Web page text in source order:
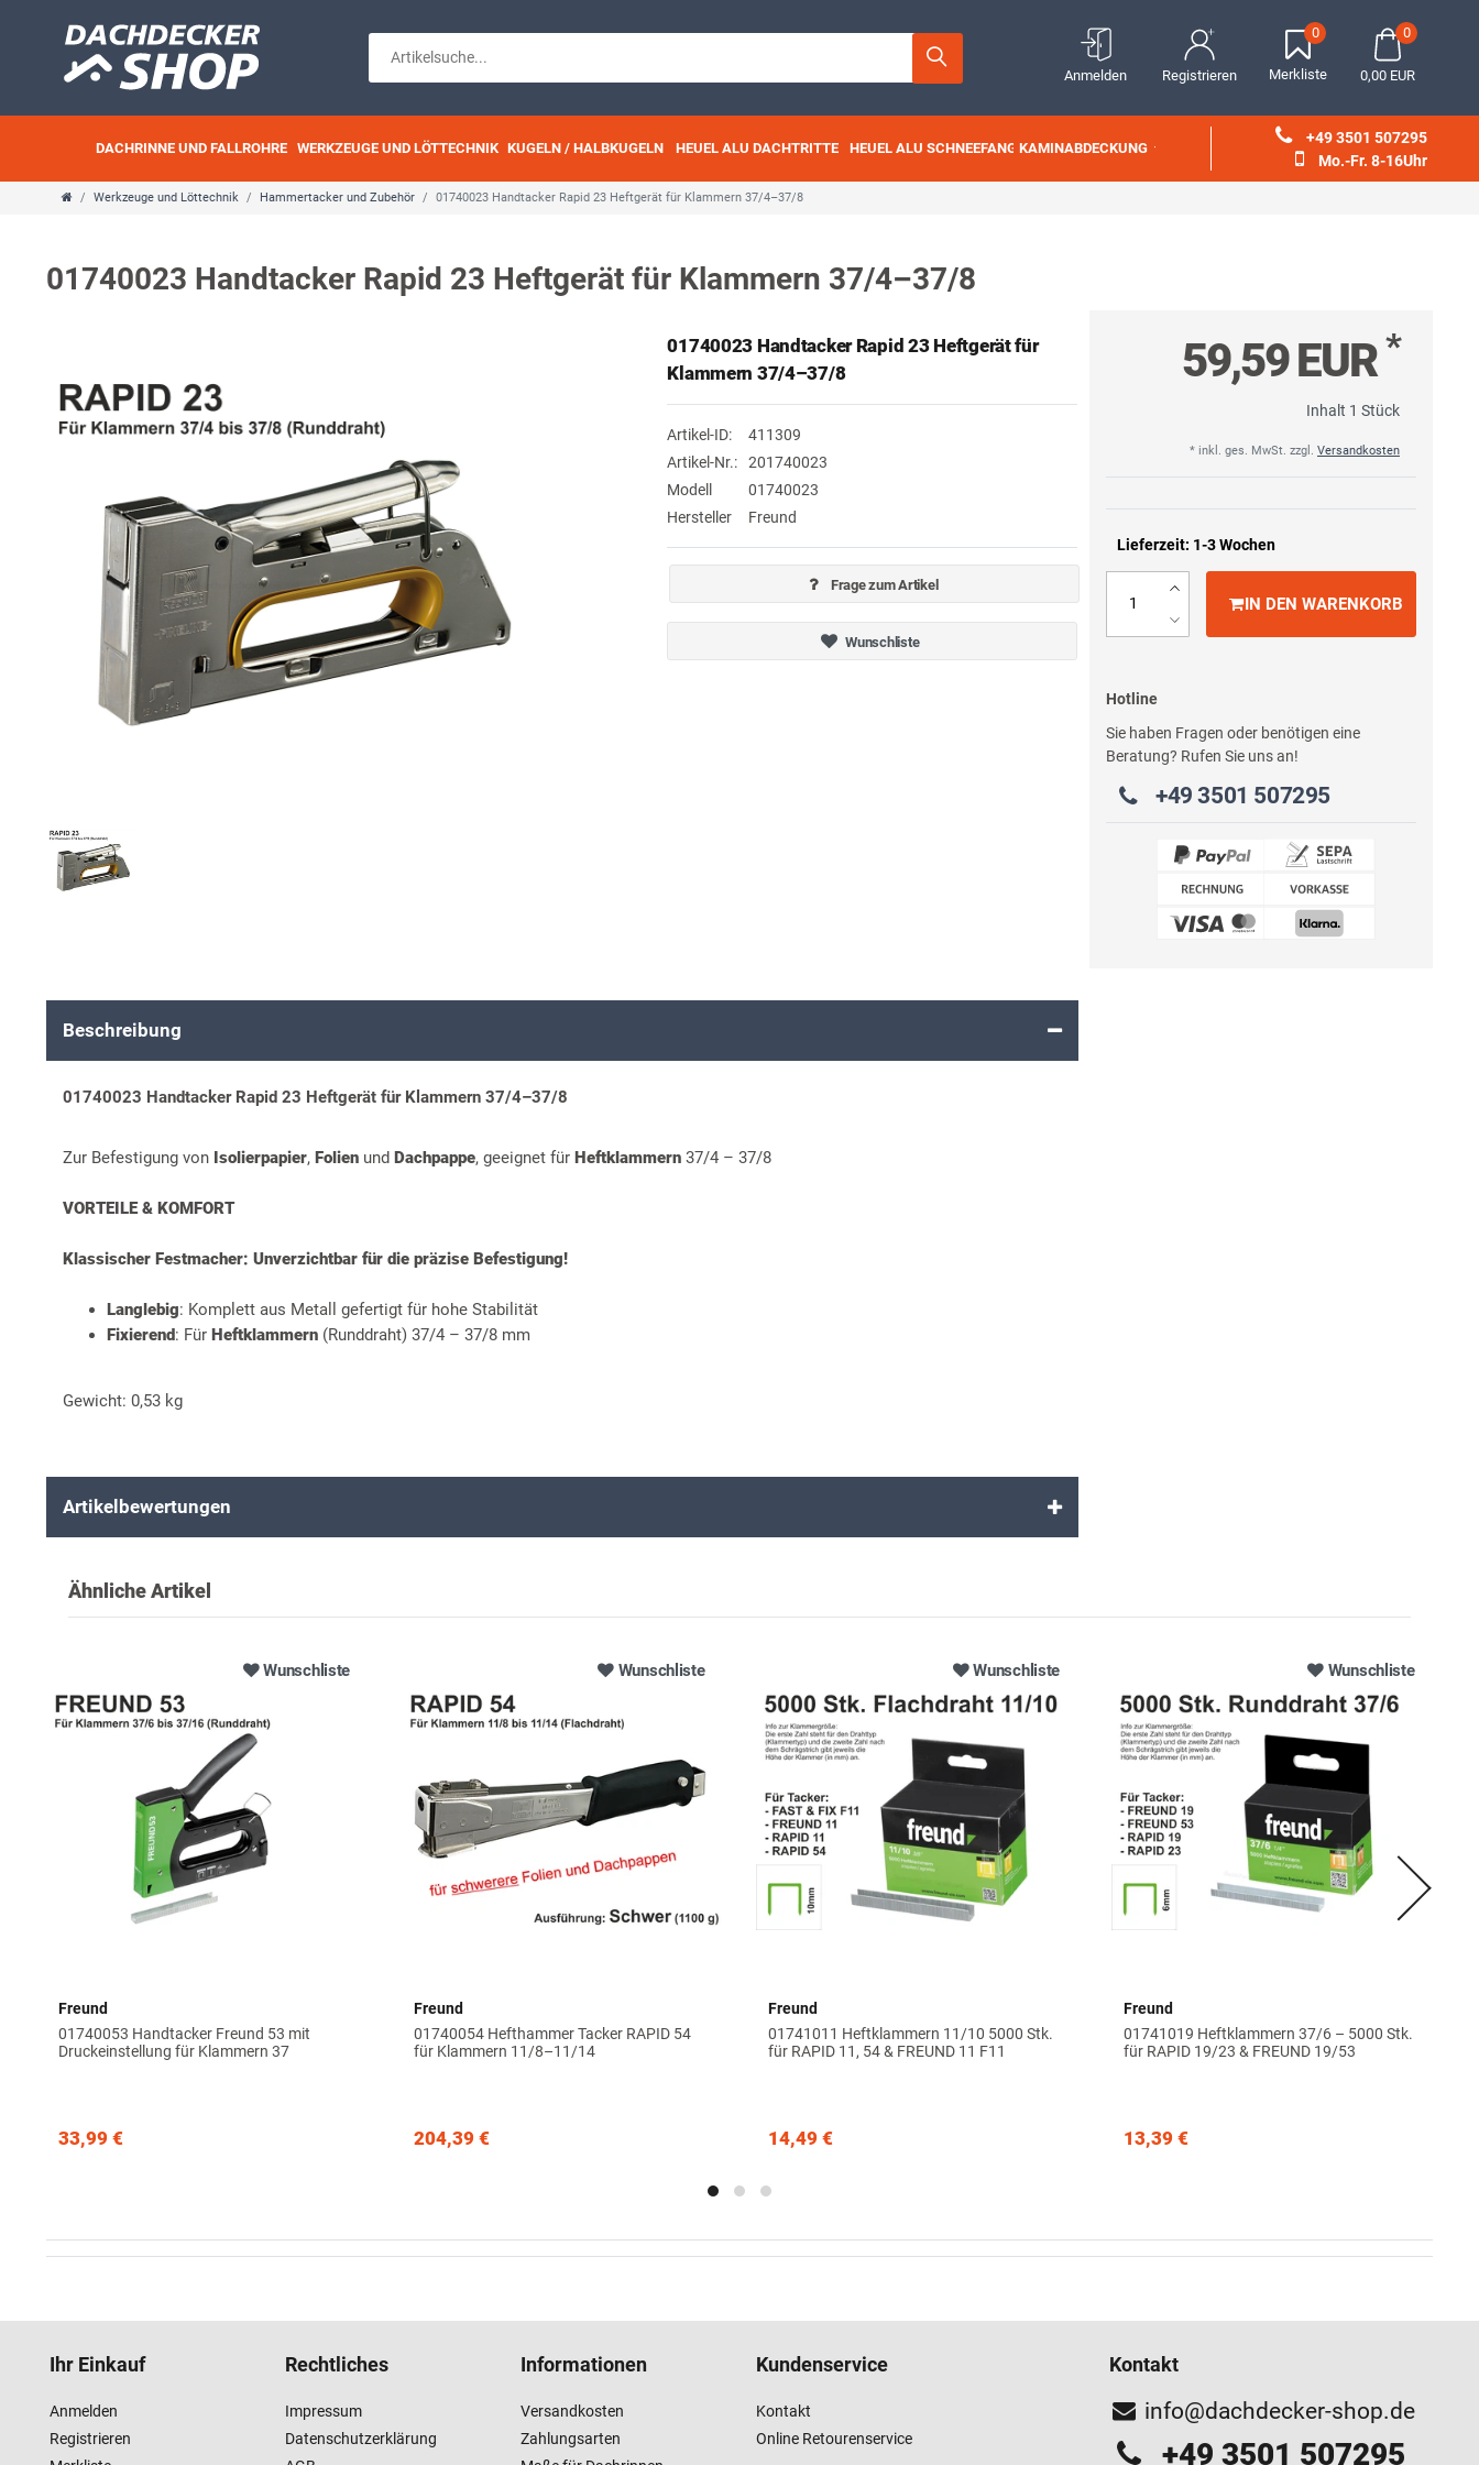
Anmelden Registrieren
0
Merkliste
0
0,00 EUR
DACHRINNE UND FALLROHRE WERKZEUGE UND LÖTTECHNIK KUGELN / HALBKUGELN HEUEL ALU DACHTRITTE HEUEL ALU SCHNEEFANG KAMINABDECKUNG
+49 3501 507295
Mo.-Fr. 8-16Uhr
Werkzeuge und Löttechnik Hammertacker und Zubehör 01740023 Handtacker Rapid 23 Heftgerät für Klammern 37/4–37/8
01740023 Handtacker Rapid 23 Heftgerät für Klammern 37/4–37/8
59,59 EUR*
Inhalt 1 Stück
* inkl. ges. MwSt. zzgl. Versandkosten
Lieferzeit: 1-3 Wochen
IN DEN WARENKORB
Hotline
Sie haben Fragen oder benötigen eine
Beratung? Rufen Sie uns an!
+49 3501 507295
01740023 Handtacker Rapid 23 Heftgerät für
Klammern 37/4–37/8
Artikel-ID:
411309
Artikel-Nr.:
201740023
Modell
01740023
Hersteller
Freund
Frage zum Artikel
Wunschliste
Beschreibung
01740023 Handtacker Rapid 23 Heftgerät für Klammern 37/4–37/8
Zur Befestigung von Isolierpapier, Folien und Dachpappe, geeignet für Heftklammern 37/4 – 37/8
VORTEILE & KOMFORT
Klassischer Festmacher: Unverzichtbar für die präzise Befestigung!
Langlebig: Komplett aus Metall gefertigt für hohe Stabilität
Fixierend: Für Heftklammern (Runddraht) 37/4 – 37/8 mm
Gewicht: 0,53 kg
Artikelbewertungen
Ähnliche Artikel
Wunschliste
Freund
01740053 Handtacker Freund 53 mit
Druckeinstellung für Klammern 37
33,99 €
Wunschliste
Freund
01740054 Hefthammer Tacker RAPID 54
für Klammern 11/8–11/14
204,39 €
Wunschliste
Freund
01741011 Heftklammern 11/10 5000 Stk.
für RAPID 11, 54 & FREUND 11 F11
14,49 €
Wunschliste
Freund
01741019 Heftklammern 37/6 – 5000 Stk.
für RAPID 19/23 & FREUND 19/53
13,39 €
Ihr Einkauf
Anmelden
Registrieren
Rechtliches
Impressum
Datenschutzerklärung
Informationen
Versandkosten
Zahlungsarten
Kundenservice
Kontakt
Online Retourenservice
Kontakt
info@dachdecker-shop.de
+49 3501 507295